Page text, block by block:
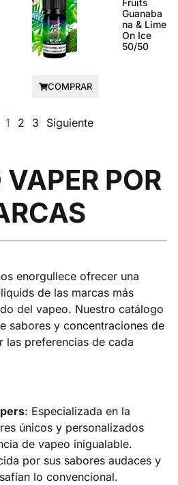
Guanaba
na & Lime
On Ice
50/50
COMPRAR
1 2 3 Siguiente
POR
enorgullece ofrecer una
de las marcas más
del vapeo. Nuestro catálogo
sabores y concentraciones de
las preferencias de cada
: Especializada en la
únicos y personalizados
de vapeo inigualable.​
por sus sabores audaces y
lo convencional.​